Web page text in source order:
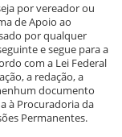
por vereador ou
de Apoio ao
por qualquer
e segue para a
com a Lei Federal
a redação, a
documento
à Procuradoria da
Permanentes.